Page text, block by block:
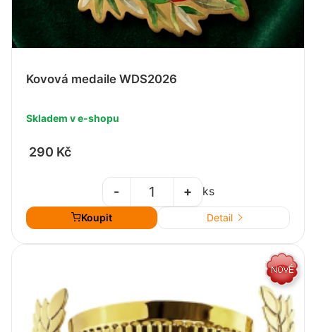
Kovová medaile WDS2026
Skladem v e-shopu
290 Kč
+
- ks
Koupit Detail